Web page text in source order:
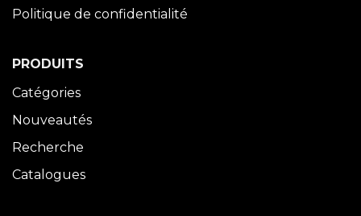
Politique de confidentialité
PRODUITS
Catégories
Nouveautés
Recherche
Catalogues